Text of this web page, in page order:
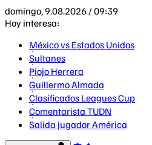
domingo, 9.08.2026 / 09:39
Hoy interesa:
México vs Estados Unidos
Sultanes
Piojo Herrera
Guillermo Almada
Clasificados Leagues Cup
Comentarista TUDN
Salida jugador América